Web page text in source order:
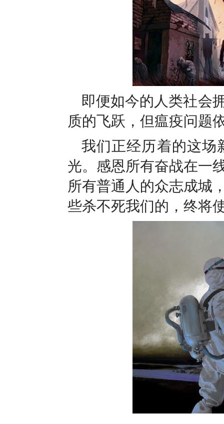
即便如今的人类社会
质的飞跃，但瘟疫问题
我们正经历着的这场
光。感恩所有奋战在一
所有普通人的众志成城
些杀不死我们的，终将